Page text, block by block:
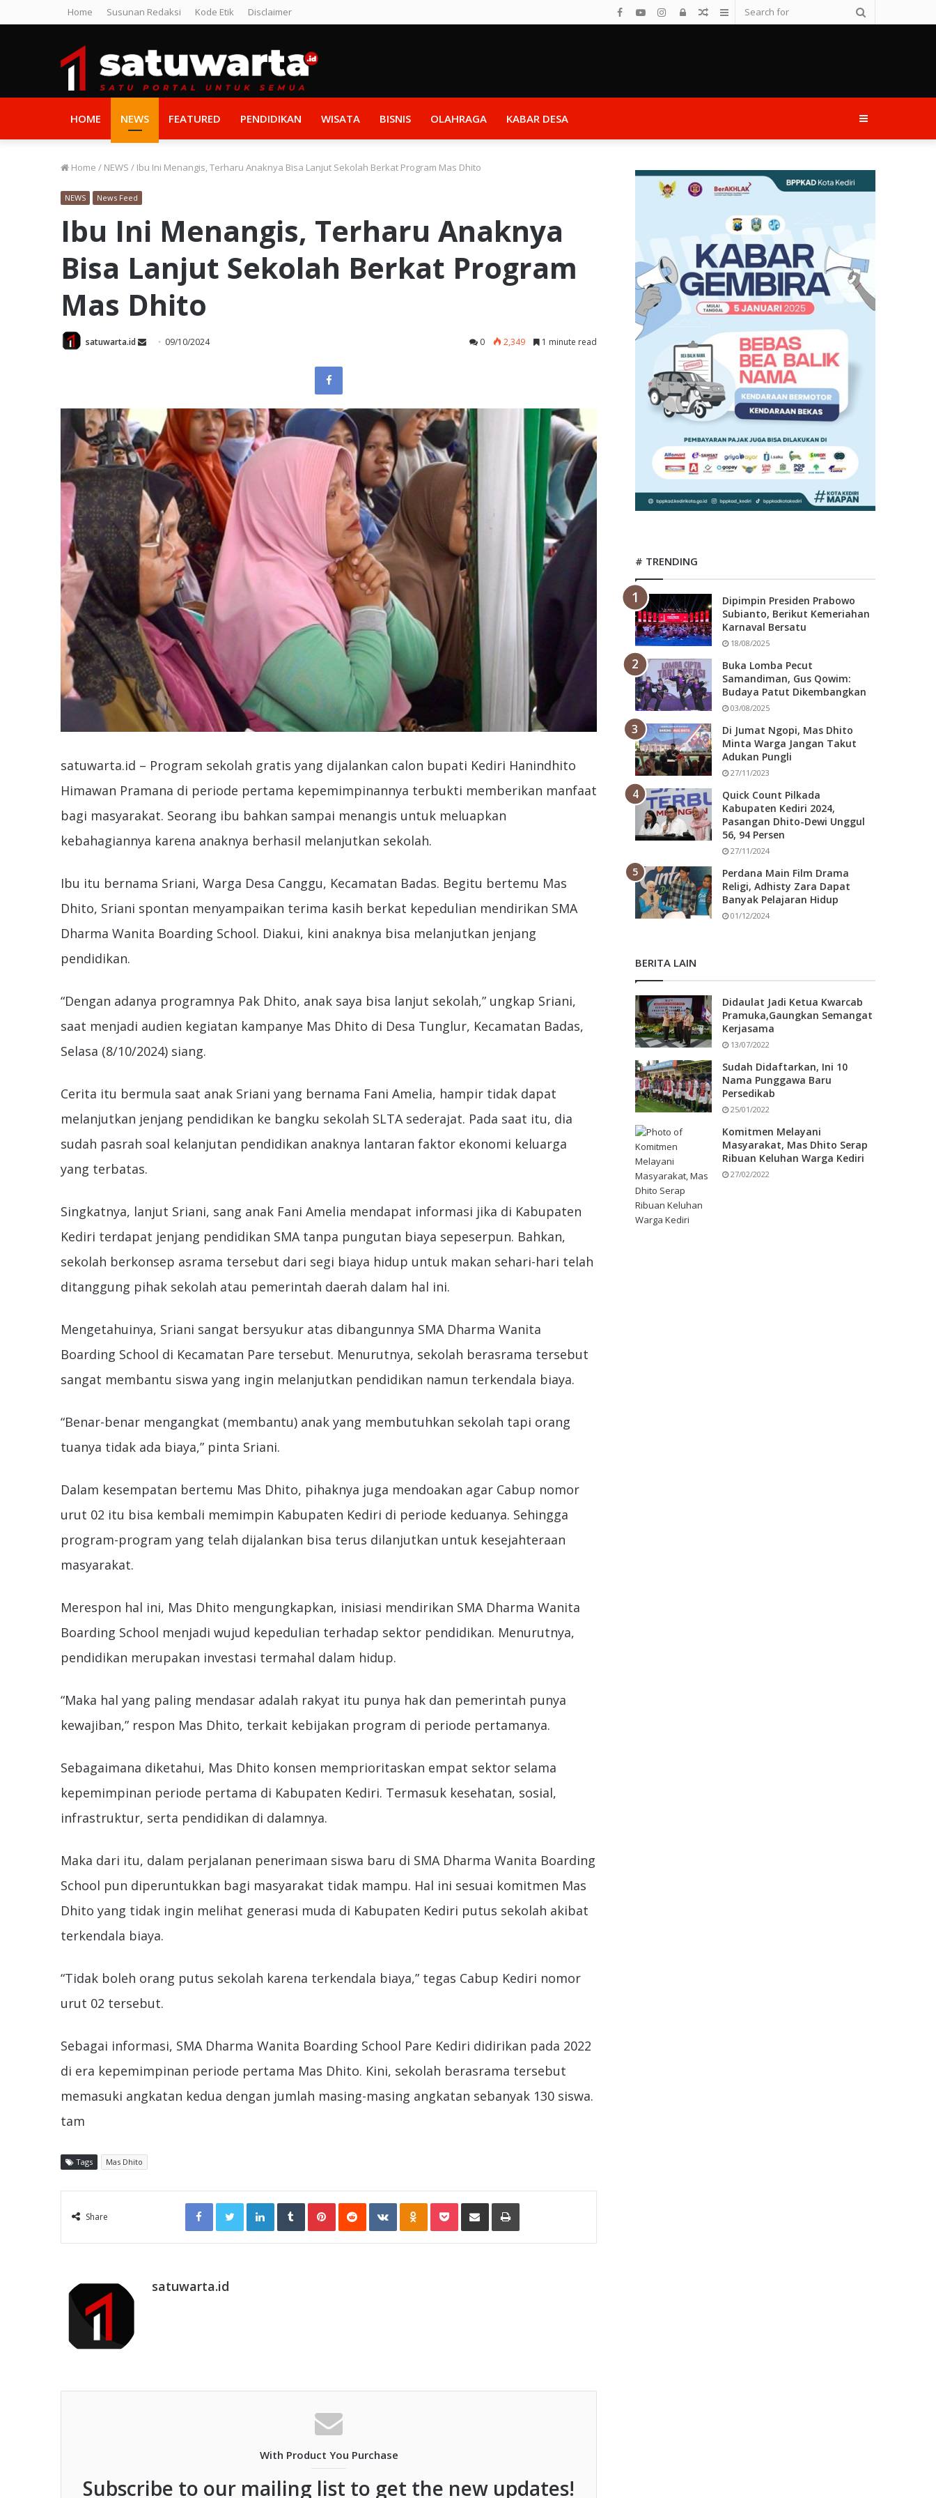
Home Susunan Redaksi Kode Etik Disclaimer Sidebar
Random
Log
Instagram
YouTube
Facebook
HOME NEWS FEATURED PENDIDIKAN WISATA BISNIS OLAHRAGA KABAR DESA Sidebar
Home / NEWS / Ibu Ini Menangis, Terharu Anaknya Bisa Lanjut Sekolah Berkat Program Mas Dhito
NEWS News Feed
Ibu Ini Menangis, Terharu Anaknya
Bisa Lanjut Sekolah Berkat Program
Mas Dhito
satuwarta.id
Send 09/10/2024 0 2,349 1 minute read
Facebook
satuwarta.id – Program sekolah gratis yang dijalankan calon bupati Kediri Hanindhito
Himawan Pramana di periode pertama kepemimpinannya terbukti memberikan manfaat
bagi masyarakat. Seorang ibu bahkan sampai menangis untuk meluapkan
kebahagiannya karena anaknya berhasil melanjutkan sekolah.
Ibu itu bernama Sriani, Warga Desa Canggu, Kecamatan Badas. Begitu bertemu Mas
Dhito, Sriani spontan menyampaikan terima kasih berkat kepedulian mendirikan SMA
Dharma Wanita Boarding School. Diakui, kini anaknya bisa melanjutkan jenjang
pendidikan.
“Dengan adanya programnya Pak Dhito, anak saya bisa lanjut sekolah,” ungkap Sriani,
saat menjadi audien kegiatan kampanye Mas Dhito di Desa Tunglur, Kecamatan Badas,
Selasa (8/10/2024) siang.
Cerita itu bermula saat anak Sriani yang bernama Fani Amelia, hampir tidak dapat
melanjutkan jenjang pendidikan ke bangku sekolah SLTA sederajat. Pada saat itu, dia
sudah pasrah soal kelanjutan pendidikan anaknya lantaran faktor ekonomi keluarga
yang terbatas.
Singkatnya, lanjut Sriani, sang anak Fani Amelia mendapat informasi jika di Kabupaten
Kediri terdapat jenjang pendidikan SMA tanpa pungutan biaya sepeserpun. Bahkan,
sekolah berkonsep asrama tersebut dari segi biaya hidup untuk makan sehari-hari telah
ditanggung pihak sekolah atau pemerintah daerah dalam hal ini.
Mengetahuinya, Sriani sangat bersyukur atas dibangunnya SMA Dharma Wanita
Boarding School di Kecamatan Pare tersebut. Menurutnya, sekolah berasrama tersebut
sangat membantu siswa yang ingin melanjutkan pendidikan namun terkendala biaya.
“Benar-benar mengangkat (membantu) anak yang membutuhkan sekolah tapi orang
tuanya tidak ada biaya,” pinta Sriani.
Dalam kesempatan bertemu Mas Dhito, pihaknya juga mendoakan agar Cabup nomor
urut 02 itu bisa kembali memimpin Kabupaten Kediri di periode keduanya. Sehingga
program-program yang telah dijalankan bisa terus dilanjutkan untuk kesejahteraan
masyarakat.
Merespon hal ini, Mas Dhito mengungkapkan, inisiasi mendirikan SMA Dharma Wanita
Boarding School menjadi wujud kepedulian terhadap sektor pendidikan. Menurutnya,
pendidikan merupakan investasi termahal dalam hidup.
“Maka hal yang paling mendasar adalah rakyat itu punya hak dan pemerintah punya
kewajiban,” respon Mas Dhito, terkait kebijakan program di periode pertamanya.
Sebagaimana diketahui, Mas Dhito konsen memprioritaskan empat sektor selama
kepemimpinan periode pertama di Kabupaten Kediri. Termasuk kesehatan, sosial,
infrastruktur, serta pendidikan di dalamnya.
Maka dari itu, dalam perjalanan penerimaan siswa baru di SMA Dharma Wanita Boarding
School pun diperuntukkan bagi masyarakat tidak mampu. Hal ini sesuai komitmen Mas
Dhito yang tidak ingin melihat generasi muda di Kabupaten Kediri putus sekolah akibat
terkendala biaya.
“Tidak boleh orang putus sekolah karena terkendala biaya,” tegas Cabup Kediri nomor
urut 02 tersebut.
Sebagai informasi, SMA Dharma Wanita Boarding School Pare Kediri didirikan pada 2022
di era kepemimpinan periode pertama Mas Dhito. Kini, sekolah berasrama tersebut
memasuki angkatan kedua dengan jumlah masing-masing angkatan sebanyak 130 siswa.
tam
Tags Mas Dhito
Share
FacebookTwitterLinkedInTumblrPinterestReddit VKontakteOdnoklassniki
PocketShare via Email Print
satuwarta.id
With Product You Purchase
Subscribe to our mailing list to get the new updates!
# TRENDING
Dipimpin Presiden Prabowo
Subianto, Berikut Kemeriahan
Karnaval Bersatu
18/08/2025
Buka Lomba Pecut
Samandiman, Gus Qowim:
Budaya Patut Dikembangkan
03/08/2025
Di Jumat Ngopi, Mas Dhito
Minta Warga Jangan Takut
Adukan Pungli
27/11/2023
Quick Count Pilkada
Kabupaten Kediri 2024,
Pasangan Dhito-Dewi Unggul
56, 94 Persen
27/11/2024
Perdana Main Film Drama
Religi, Adhisty Zara Dapat
Banyak Pelajaran Hidup
01/12/2024
BERITA LAIN
Didaulat Jadi Ketua Kwarcab
Pramuka,Gaungkan Semangat
Kerjasama
13/07/2022
Sudah Didaftarkan, Ini 10
Nama Punggawa Baru
Persedikab
25/01/2022
Komitmen Melayani
Masyarakat, Mas Dhito Serap
Ribuan Keluhan Warga Kediri
27/02/2022